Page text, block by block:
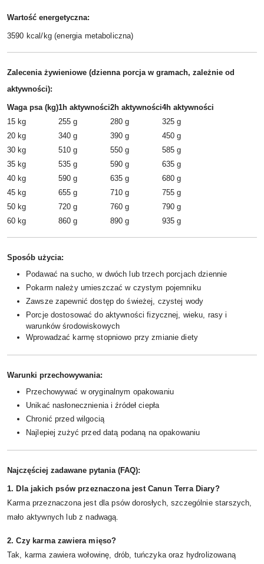
Wartość energetyczna:
3590 kcal/kg (energia metaboliczna)
Zalecenia żywieniowe (dzienna porcja w gramach, zależnie od
aktywności):
Waga psa (kg)1h aktywności2h aktywności4h aktywności
15 kg
255 g 280 g
325 g
20 kg
340 g 390 g
450 g
30 kg
510 g 550 g
585 g
35 kg
535 g 590 g
635 g
40 kg
590 g 635 g
680 g
45 kg
655 g 710 g
755 g
50 kg
720 g 760 g
790 g
60 kg
860 g 890 g 935 g
Sposób użycia:
Podawać na sucho, w dwóch lub trzech porcjach dziennie
Pokarm należy umieszczać w czystym pojemniku
Zawsze zapewnić dostęp do świeżej, czystej wody
Porcje dostosować do aktywności fizycznej, wieku, rasy i
warunków środowiskowych
Wprowadzać karmę stopniowo przy zmianie diety
Warunki przechowywania:
Przechowywać w oryginalnym opakowaniu
Unikać nasłonecznienia i źródeł ciepła
Chronić przed wilgocią
Najlepiej zużyć przed datą podaną na opakowaniu
Najczęściej zadawane pytania (FAQ):
1. Dla jakich psów przeznaczona jest Canun Terra Diary?
Karma przeznaczona jest dla psów dorosłych, szczególnie starszych,
mało aktywnych lub z nadwagą.
2. Czy karma zawiera mięso?
Tak, karma zawiera wołowinę, drób, tuńczyka oraz hydrolizowaną